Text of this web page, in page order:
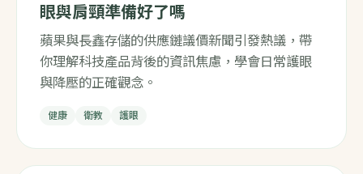
眼與肩頸準備好了嗎
蘋果與長鑫存儲的供應鏈議價新聞引發熱議，帶
你理解科技產品背後的資訊焦慮，學會日常護眼
與降壓的正確觀念。
健康 衛教 護眼